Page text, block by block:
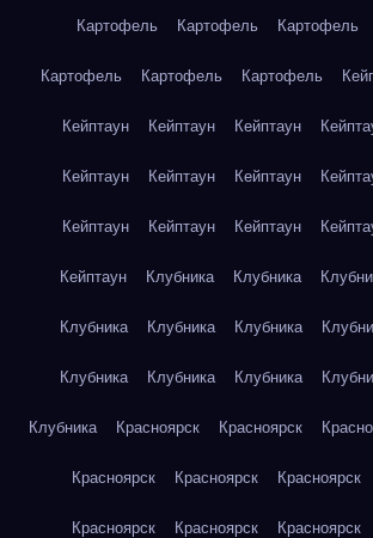
Картофель Картофель Картофель
Картофель Картофель Картофель
Кейптаун Кейптаун Кейптаун
Кейптаун Кейптаун Кейптаун
Кейптаун Кейптаун Кейптаун
Кейптаун Клубника Клубника
Клубника Клубника Клубника
Клубника Клубника Клубника
Клубника Красноярск Красноярск
Красноярск Красноярск Красноярск
Красноярск Красноярск Красноярск